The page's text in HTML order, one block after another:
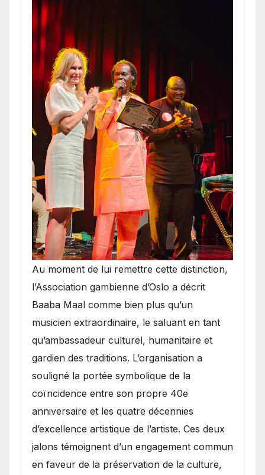
​Au moment de lui remettre cette distinction,
l’Association gambienne d’Oslo a décrit
Baaba Maal comme bien plus qu’un
musicien extraordinaire, le saluant en tant
qu’ambassadeur culturel, humanitaire et
gardien des traditions. L’organisation a
souligné la portée symbolique de la
coïncidence entre son propre 40e
anniversaire et les quatre décennies
d’excellence artistique de l’artiste. Ces deux
jalons témoignent d’un engagement commun
en faveur de la préservation de la culture,